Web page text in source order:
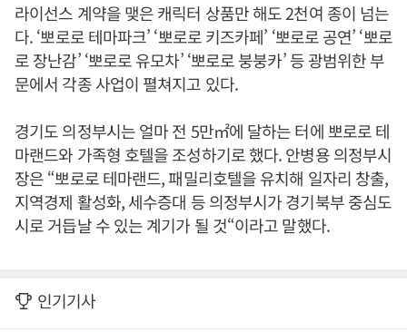
라이선스 계약을 맺은 캐릭터 상품만 해도 2천여 종이 넘는
다. ‘뽀로로 테마파크’ ‘뽀로로 키즈카페’ ‘뽀로로 공연’ ‘뽀로
로 장난감’ ‘뽀로로 유모차’ ‘뽀로로 붕붕카’ 등 광범위한 부
문에서 각종 사업이 펼쳐지고 있다.
경기도 의정부시는 얼마 전 5만㎡에 달하는 터에 뽀로로 테
마랜드와 가족형 호텔을 조성하기로 했다. 안병용 의정부시
장은 “뽀로로 테마랜드, 패밀리호텔을 유치해 일자리 창출,
지역경제 활성화, 세수증대 등 의정부시가 경기북부 중심도
시로 거듭날 수 있는 계기가 될 것“이라고 말했다.
인기기사